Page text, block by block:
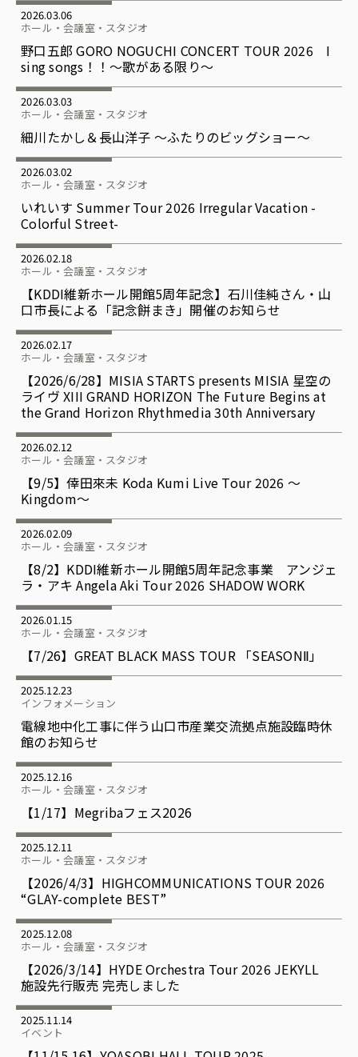
2026.03.06
ホール・会議室・スタジオ
野口五郎 GORO NOGUCHI CONCERT TOUR 2026 I
sing songs！！～歌がある限り～
2026.03.03
ホール・会議室・スタジオ
細川たかし＆長山洋子 ～ふたりのビッグショー～
2026.03.02
ホール・会議室・スタジオ
いれいす Summer Tour 2026 Irregular Vacation -
Colorful Street-
2026.02.18
ホール・会議室・スタジオ
【KDDI維新ホール開館5周年記念】石川佳純さん・山
口市長による「記念餅まき」開催のお知らせ
2026.02.17
ホール・会議室・スタジオ
【2026/6/28】MISIA STARTS presents MISIA 星空の
ライヴ XIII GRAND HORIZON The Future Begins at
the Grand Horizon Rhythmedia 30th Anniversary
2026.02.12
ホール・会議室・スタジオ
【9/5】倖田來未 Koda Kumi Live Tour 2026 ～
Kingdom～
2026.02.09
ホール・会議室・スタジオ
【8/2】KDDI維新ホール開館5周年記念事業 アンジェ
ラ・アキ Angela Aki Tour 2026 SHADOW WORK
2026.01.15
ホール・会議室・スタジオ
【7/26】GREAT BLACK MASS TOUR 「SEASONⅡ」
2025.12.23
インフォメーション
電線地中化工事に伴う山口市産業交流拠点施設臨時休
館のお知らせ
2025.12.16
ホール・会議室・スタジオ
【1/17】Megribaフェス2026
2025.12.11
ホール・会議室・スタジオ
【2026/4/3】HIGHCOMMUNICATIONS TOUR 2026
“GLAY-complete BEST”
2025.12.08
ホール・会議室・スタジオ
【2026/3/14】HYDE Orchestra Tour 2026 JEKYLL
施設先行販売 完売しました
2025.11.14
イベント